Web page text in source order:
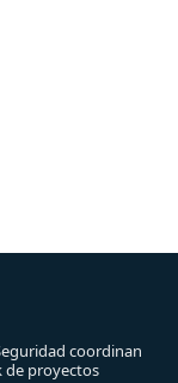
coordinan
de proyectos